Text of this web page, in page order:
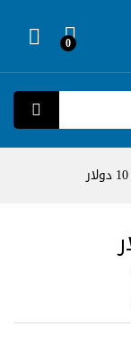
0
بحث